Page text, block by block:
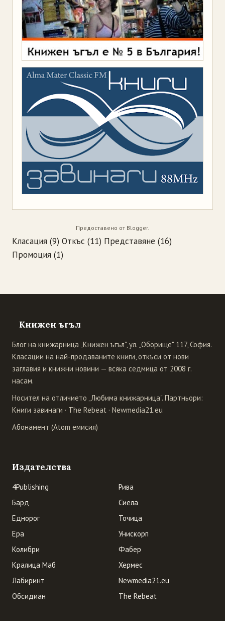
Предоставено от Blogger.
Класация (9) Откъс (11) Представяне (16)
Промоция (1)
Книжен ъгъл
Блог на книжарница „Книжен ъгъл", ул. „Оборище" 117, София.
Класации на най-продаваните книги, откъси от нови
заглавия и книжни новини — всяка седмица от 2008 г.
насам.
Носител на отличието „Любима книжарница". Партньори:
Книги завинаги · The Rebeat · Newmedia21.eu
Абонамент (Atom емисия)
Издателства
4Publishing
Бард
Еднорог
Ера
Колибри
Кралица Маб
Лабиринт
Обсидиан
Рива
Сиела
Точица
Унискорп
Фабер
Хермес
Newmedia21.eu
The Rebeat